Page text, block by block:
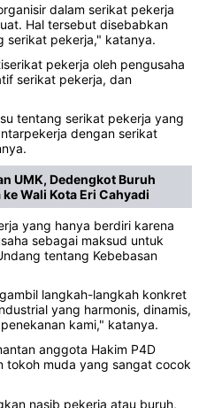
dalam serikat pekerja
Hal tersebut disebabkan
serikat pekerja," katanya.
pekerja oleh pengusaha
serikat pekerja, dan
tentang serikat pekerja yang
dengan serikat
UMK, Dedengkot Buruh
Wali Kota Eri Cahyadi
yang hanya berdiri karena
sebagai maksud untuk
tentang Kebebasan
langkah-langkah konkret
yang harmonis, dinamis,
kami," katanya.
anggota Hakim P4D
tokoh muda yang sangat cocok
nasib pekerja atau buruh,